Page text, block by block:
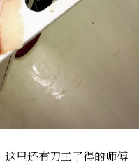
里还有刀工了得的师傅